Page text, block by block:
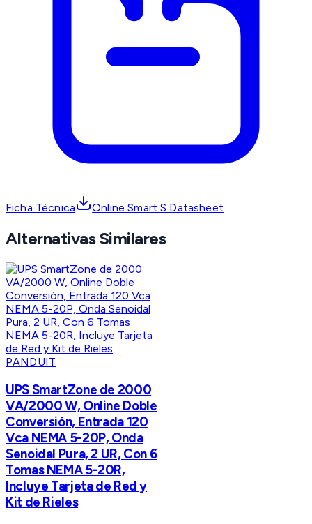
Ficha Técnica Online Smart S Datasheet
Alternativas Similares
PANDUIT
UPS SmartZone de 2000
VA/2000 W, Online Doble
Conversión, Entrada 120
Vca NEMA 5-20P, Onda
Senoidal Pura, 2 UR, Con 6
Tomas NEMA 5-20R,
Incluye Tarjeta de Red y
Kit de Rieles